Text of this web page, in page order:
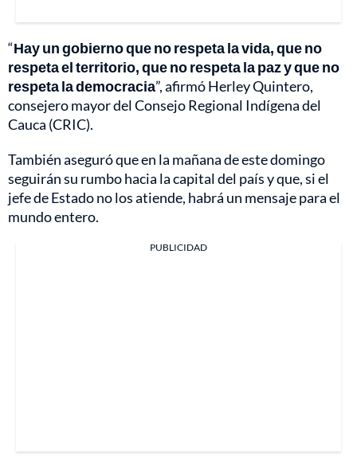
“Hay un gobierno que no respeta la vida, que no
respeta el territorio, que no respeta la paz y que no
respeta la democracia”, afirmó Herley Quintero,
consejero mayor del Consejo Regional Indígena del
Cauca (CRIC).
También aseguró que en la mañana de este domingo
seguirán su rumbo hacia la capital del país y que, si el
jefe de Estado no los atiende, habrá un mensaje para el
mundo entero.
PUBLICIDAD